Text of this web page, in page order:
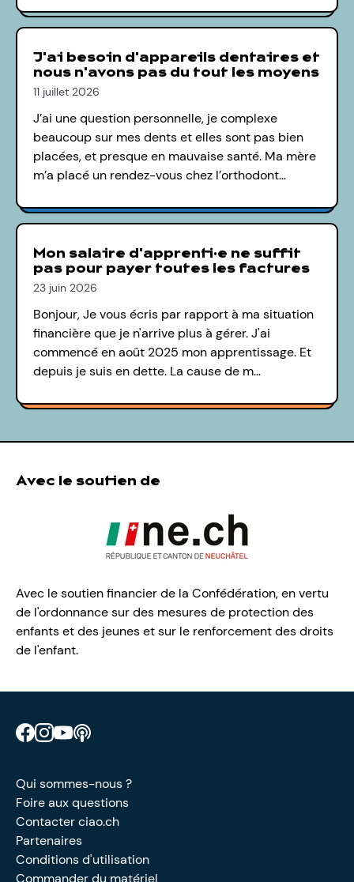
J'ai besoin d'appareils dentaires et
nous n'avons pas du tout les moyens
11 juillet 2026
J’ai une question personnelle, je complexe
beaucoup sur mes dents et elles sont pas bien
placées, et presque en mauvaise santé. Ma mère
m’a placé un rendez-vous chez l’orthodont…
Mon salaire d'apprenti·e ne suffit
pas pour payer toutes les factures
23 juin 2026
Bonjour, Je vous écris par rapport à ma situation
financière que je n'arrive plus à gérer. J'ai
commencé en août 2025 mon apprentissage. Et
depuis je suis en dette. La cause de m…
Avec le soutien de
Avec le soutien financier de la Confédération, en vertu
de l'ordonnance sur des mesures de protection des
enfants et des jeunes et sur le renforcement des droits
de l'enfant.
Retrouve CIAO sur Facebook
Retrouve CIAO sur Instagram
Retrouve CIAO sur YouTube
Qui sommes-nous ?
Foire aux questions
Contacter ciao.ch
Partenaires
Conditions d'utilisation
Commander du matériel